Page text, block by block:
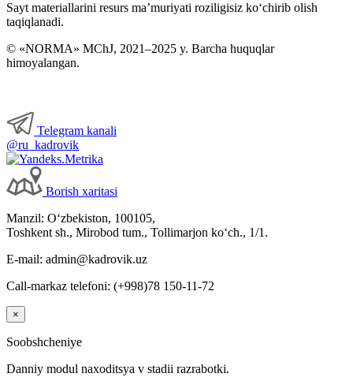
Sayt materiallarini resurs ma’muriyati roziligisiz koʻchirib olish
taqiqlanadi.
© «NORMA» MChJ, 2021–2025 y. Barcha huquqlar
himoyalangan.
Telegram kanali
@ru_kadrovik
Borish хaritasi
Manzil: Oʻzbekiston, 100105,
Toshkent sh., Mirobod tum., Tollimarjon koʻch., 1/1.
E-mail: admin@kadrovik.uz
Call-markaz telefoni: (+998)78 150-11-72
×
Soobshcheniye
Danniy modul naхoditsya v stadii razrabotki.